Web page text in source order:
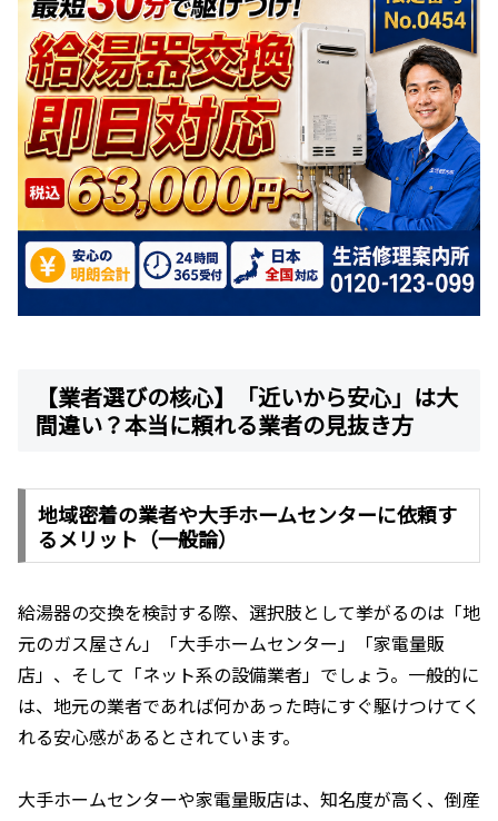
【業者選びの核心】「近いから安心」は大
間違い？本当に頼れる業者の見抜き方
地域密着の業者や大手ホームセンターに依頼す
るメリット（一般論）
給湯器の交換を検討する際、選択肢として挙がるのは「地
元のガス屋さん」「大手ホームセンター」「家電量販
店」、そして「ネット系の設備業者」でしょう。一般的に
は、地元の業者であれば何かあった時にすぐ駆けつけてく
れる安心感があるとされています。
大手ホームセンターや家電量販店は、知名度が高く、倒産